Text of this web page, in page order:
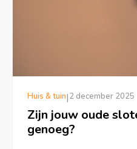
Huis & tuin|2 december 2025
Zijn jouw oude
genoeg?